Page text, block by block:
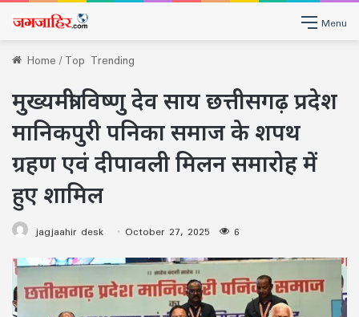
Menu
Home/Top Trending
मुख्यमंत्री विष्णु देव साय छत्तीसगढ़ प्रदेश
मानिकपुरी पनिका समाज के शपथ
ग्रहण एवं दीपावली मिलन समारोह में
हुए शामिल
jagjaahir desk October 27, 2025 6